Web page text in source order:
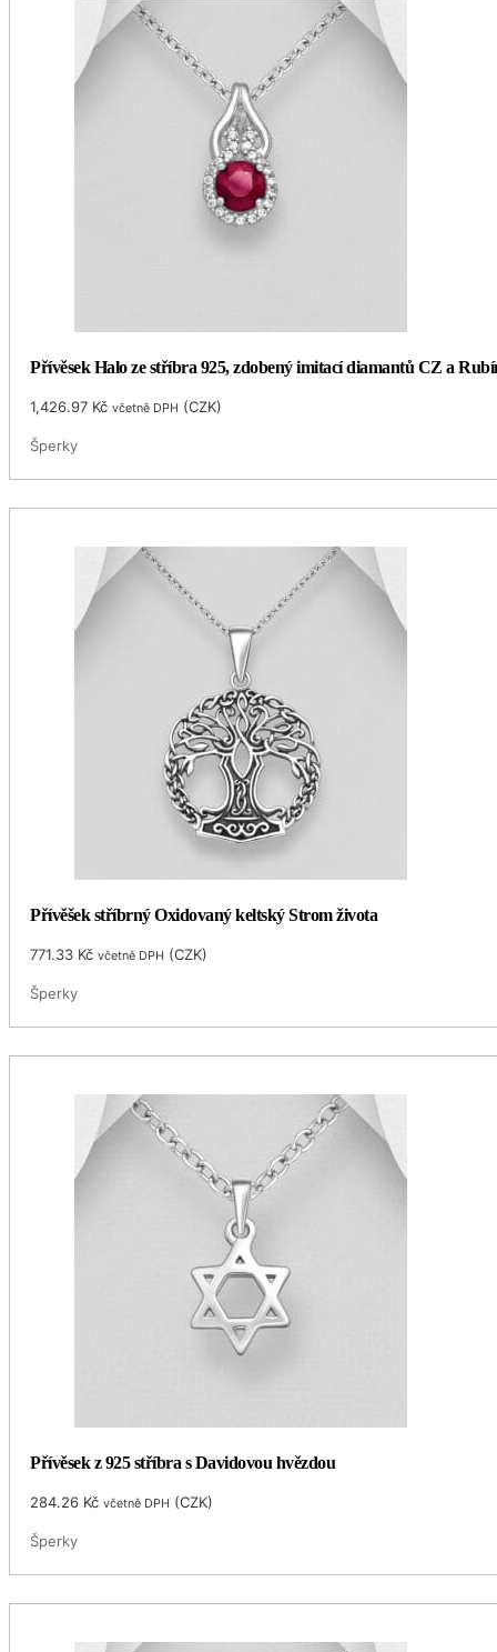
Přívěsek Halo ze stříbra 925, zdobený imitací diamantů CZ a
1,426.97 Kč včetně DPH (CZK)
Šperky
Přívěšek stříbrný Oxidovaný keltský Strom života
771.33 Kč včetně DPH (CZK)
Šperky
Přívěsek z 925 stříbra s Davidovou hvězdou
284.26 Kč včetně DPH (CZK)
Šperky